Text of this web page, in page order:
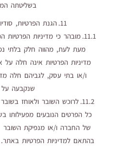
בשליטתה
11. הגנת הפרטיות, סודיות ואבטחת מידע
11.1. מובהר כי מדיניות
מעת לעת, מהווה חלק בלתי
מדיניות הפרטיות אינה חלה
ו/או בתי עסק, לגביהם חלה
שנקבעה על
11.2. לרוכש השובר ולאוחז
כל הפרטים הנובעים מפעילותו
של החברה ו/או מנפיקת השובר
בהתאם למדיניות הפרטיות